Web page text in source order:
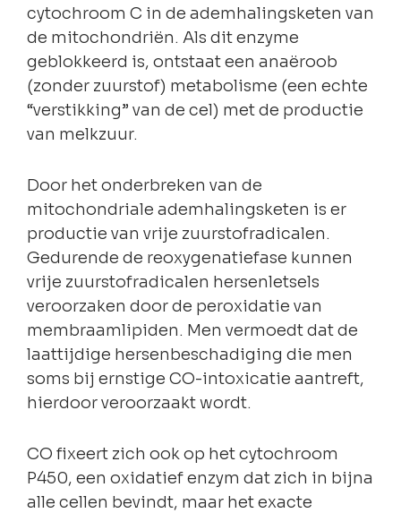
cytochroom C in de ademhalingsketen van
de mitochondriën. Als dit enzyme
geblokkeerd is, ontstaat een anaëroob
(zonder zuurstof) metabolisme (een echte
“verstikking” van de cel) met de productie
van melkzuur.
Door het onderbreken van de
mitochondriale ademhalingsketen is er
productie van vrije zuurstofradicalen.
Gedurende de reoxygenatiefase kunnen
vrije zuurstofradicalen hersenletsels
veroorzaken door de peroxidatie van
membraamlipiden. Men vermoedt dat de
laattijdige hersenbeschadiging die men
soms bij ernstige CO-intoxicatie aantreft,
hierdoor veroorzaakt wordt.
CO fixeert zich ook op het cytochroom
P450, een oxidatief enzym dat zich in bijna
alle cellen bevindt, maar het exacte